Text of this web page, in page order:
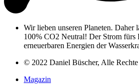
Wir lieben unseren Planeten. Daher
100% CO2 Neutral! Der Strom fürs
erneuerbaren Energien der
© 2022 Daniel Büscher, Alle Rechte
Magazin